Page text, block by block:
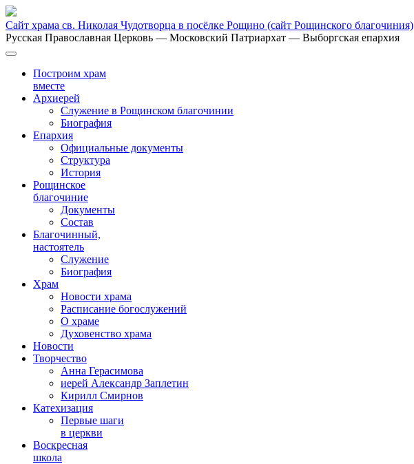
Сайт храма св. Николая Чудотворца в посёлке Рощино (сайт Рощинского благочиния)
Русская Православная Церковь — Московский Патриархат — Выборгская епархия
Построим храм
вместе
Архиерей
Служение в Рощинском благочинии
Биография
Епархия
Официальные документы
Структура
История
Рощинское
благочиние
Документы
Состав
Благочинный,
настоятель
Служение
Биография
Храм
Новости храма
Расписание богослужений
О храме
Духовенство храма
Новости
Творчество
Анна Герасимова
иерей Александр Заплетин
Кирилл Смирнов
Катехизация
Первые шаги
в церкви
Воскресная
школа